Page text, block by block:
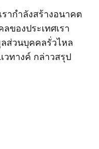
ากำลังสร้างอนาคต
ของประเทศเรา
ส่วนบุคคลรั่วไหล
วทางค์ กล่าวสรุป